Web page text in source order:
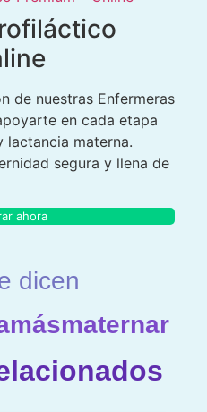
de nuestras Enfermeras
en cada etapa
materna.
segura y llena de
ahora
dicen